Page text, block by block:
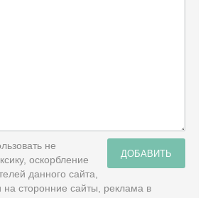
ДОБАВИТЬ
не
оскорбление
данного сайта,
на сторонние сайты, реклама в